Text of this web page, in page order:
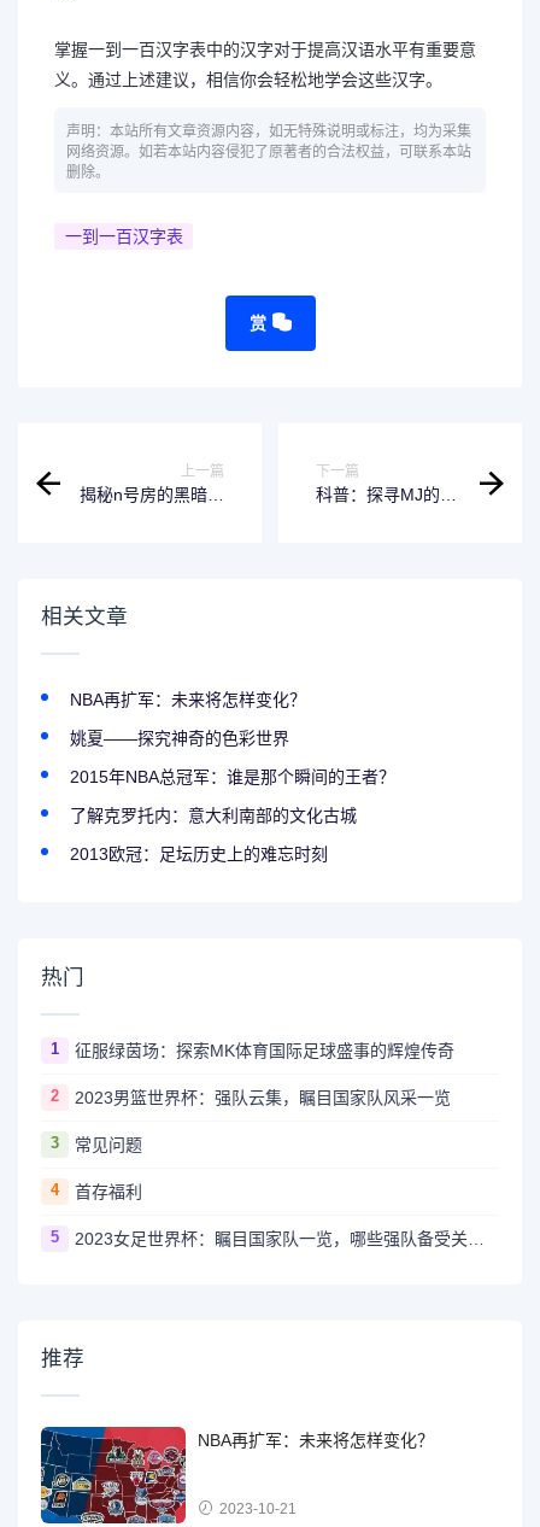
掌握一到一百汉字表中的汉字对于提高汉语水平有重要意
义。通过上述建议，相信你会轻松地学会这些汉字。
声明：本站所有文章资源内容，如无特殊说明或标注，均为采集
网络资源。如若本站内容侵犯了原著者的合法权益，可联系本站
删除。
一到一百汉字表
赏
上一篇
揭秘n号房的黑暗内
下一篇
科普：探寻MJ的真
相关文章
NBA再扩军：未来将怎样变化？
姚夏——探究神奇的色彩世界
2015年NBA总冠军：谁是那个瞬间的王者？
了解克罗托内：意大利南部的文化古城
2013欧冠：足坛历史上的难忘时刻
热门
1 征服绿茵场：探索MK体育国际足球盛事的辉煌传奇
2 2023男篮世界杯：强队云集，瞩目国家队风采一览
3 常见问题
4 首存福利
5
推荐
NBA再扩军：未来将怎样变化？
2023-10-21